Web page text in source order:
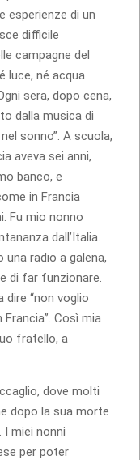
esperienze di un
difficile
campagne del
luce, né acqua
sera, dopo cena,
dalla musica di
sonno”. A scuola,
aveva sei anni,
banco, e
in Francia
Fu mio nonno
dall’Italia.
radio a galena,
di far funzionare.
dire “non voglio
Così mia
fratello, a
dove molti
dopo la sua morte
I miei nonni
per poter